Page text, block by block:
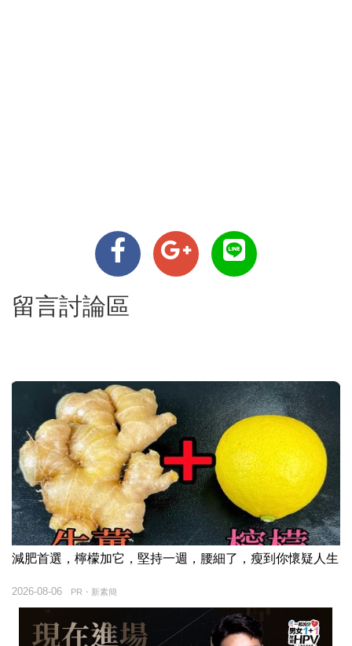
留言討論區
減肥首選，檸檬加它，堅持一週，腰細了，瘦到你懷疑人生
PR・新素簡
2026-08-06